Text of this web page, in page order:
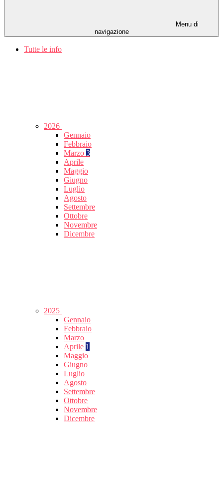
Menu di
navigazione
Tutte le info
2026
Gennaio
Febbraio
Marzo 3
Aprile
Maggio
Giugno
Luglio
Agosto
Settembre
Ottobre
Novembre
Dicembre
2025
Gennaio
Febbraio
Marzo
Aprile 1
Maggio
Giugno
Luglio
Agosto
Settembre
Ottobre
Novembre
Dicembre